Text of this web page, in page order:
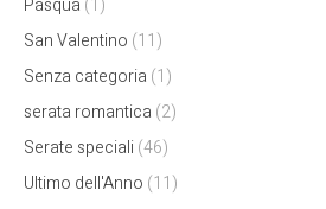
San Valentino (11)
Senza categoria (1)
serata romantica (2)
Serate speciali (46)
Ultimo dell'Anno (11)